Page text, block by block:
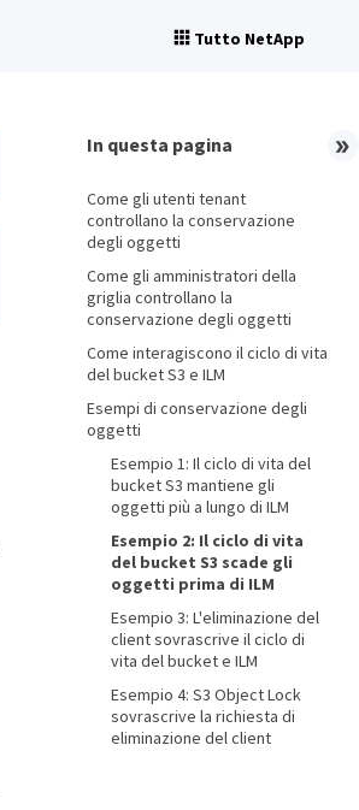
Tutto NetApp
In questa pagina
Come gli utenti tenant
controllano la conservazione
degli oggetti
Come gli amministratori della
griglia controllano la
conservazione degli oggetti
Come interagiscono il ciclo di vita
del bucket S3 e ILM
Esempi di conservazione degli
oggetti
Esempio 1: Il ciclo di vita del
bucket S3 mantiene gli
oggetti più a lungo di ILM
Esempio 2: Il ciclo di vita
del bucket S3 scade gli
oggetti prima di ILM
Esempio 3: L'eliminazione del
client sovrascrive il ciclo di
vita del bucket e ILM
Esempio 4: S3 Object Lock
sovrascrive la richiesta di
eliminazione del client